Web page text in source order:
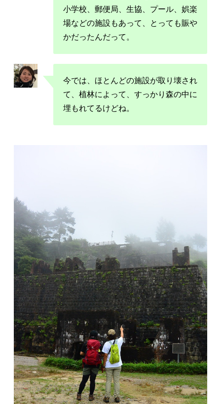
小学校、郵便局、生協、プール、娯楽
場などの施設もあって、とっても賑や
かだったんだって。
今では、ほとんどの施設が取り壊され
て、植林によって、すっかり森の中に
埋もれてるけどね。